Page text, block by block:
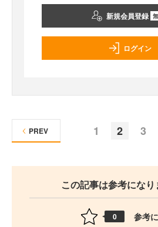
新規会員登録
ログイン
1 2 3
PREV
この記事は参考になり
0 参考